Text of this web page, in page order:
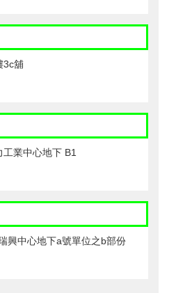
3c舖
業中心地下 B1
興中心地下a號單位之b部份